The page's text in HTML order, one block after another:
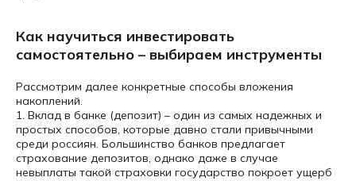
Как научиться инвестировать
самостоятельно – выбираем инструменты
Рассмотрим далее конкретные способы вложения
накоплений.
1. Вклад в банке (депозит) – один из самых надежных и
простых способов, которые давно стали привычными
среди россиян. Большинство банков предлагает
страхование депозитов, однако даже в случае
невыплаты такой страховки государство покроет ущерб